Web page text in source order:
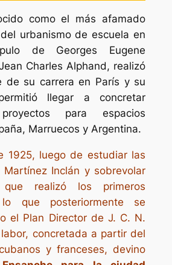
como el más afamado
urbanismo de escuela en
de Georges Eugene
Charles Alphand, realizó
de su carrera en París y su
llegar a concretar
para espacios
Marruecos y Argentina.
1925, luego de estudiar las
Martínez Inclán y sobrevolar
realizó los primeros
que posteriormente se
el Plan Director de J. C. N.
labor, concretada a partir del
y franceses, devino